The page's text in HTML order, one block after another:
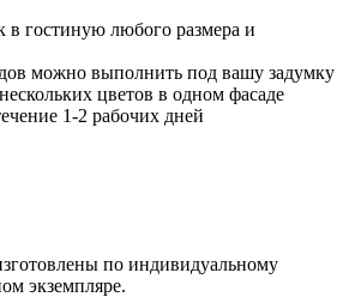
в гостиную любого размера и
можно выполнить под вашу задумку
цветов в одном фасаде
1-2 рабочих дней
по индивидуальному
экземпляре.